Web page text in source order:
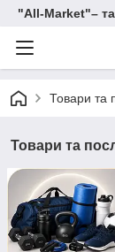
"All-Мarket"–
Товари та
Товари та